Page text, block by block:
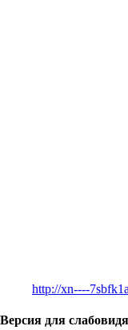
http://xn----
Версия для